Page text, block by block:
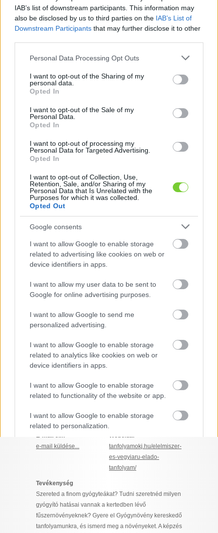
IAB’s list of downstream participants. This information may
also be disclosed by us to third parties on the IAB’s List of
Downstream Participants that may further disclose it to other
Please note that this website/app uses one or more Google
not limited to your visit or usage behaviour. You may click to
grant or deny consent to Google and its third-party tags to
use your data for below specified purposes in below Google
consent section.
Personal Data Processing Opt Outs
I want to opt-out of the Sharing of my
personal data.
Opted In
I want to opt-out of the Sale of my
Personal Data.
Opted In
I want to opt-out of processing my
Personal Data for Targeted Advertising.
Opted In
I want to opt-out of Collection, Use,
Retention, Sale, and/or Sharing of my
Personal Data that Is Unrelated with the
Purposes for which it was collected.
Opted Out
Google consents
I want to allow Google to enable storage
related to advertising like cookies on web or
device identifiers in apps.
I want to allow my user data to be sent to
Google for online advertising purposes.
I want to allow Google to send me
personalized advertising.
I want to allow Google to enable storage
related to analytics like cookies on web or
device identifiers in apps.
I want to allow Google to enable storage
related to functionality of the website or app.
I want to allow Google to enable storage
related to personalization.
I want to allow Google to enable storage
related to security, including authentication
functionality and fraud prevention, and other
CONFIRM
Felhasználónév
Jelszó
Elfelejtette jelszavát?
Bejelentkezés
faiskola.hu
Kertészeti, kerti termékek és szolgáltatások térképes
KERTÉSZ ÉS KERTÉSZET REGISZTRÁCIÓ
Gyógynövény
kereskedő tanfolyam
Elküldöm e-mailben |Kinyomtatom |Hibát jelentek
1072 Budapest Budapest
E-mail cím
e-mail küldése...
Weboldal
tanfolyamokj.hu/elelmiszer-
es-vegyiaru-elado-
tanfolyam/
Tevékenység
Szereted a finom gyógyteákat? Tudni szeretnéd milyen
gyógyító hatásai vannak a kertedben lévő
fűszernövényeknek? Gyere el Gyógynövény kereskedő
tanfolyamunkra, és ismerd meg a növényeket. A képzés